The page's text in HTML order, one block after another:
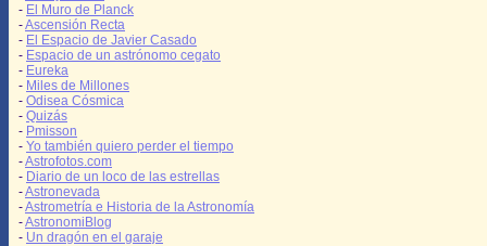
- El Muro de Planck
-Ascensión Recta
- El Espacio de Javier Casado
- Espacio de un astrónomo cegato
- Eureka
- Miles de Millones
- Odisea Cósmica
- Quizás
- Pmisson
- Yo también quiero perder el tiempo
-Astrofotos.com
- Diario de un loco de las estrellas
-Astronevada
-Astrometría e Historia de la Astronomía
-AstronomiBlog
- Un dragón en el garaje